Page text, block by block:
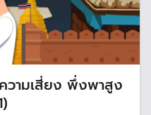
วามเสี่ยง พึ่งพาสูง